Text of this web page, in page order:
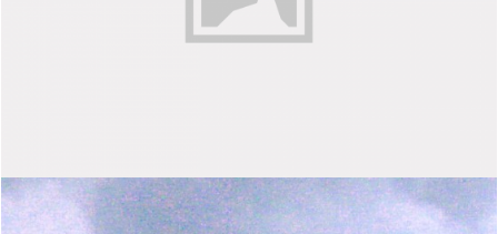
INTO SILENCE